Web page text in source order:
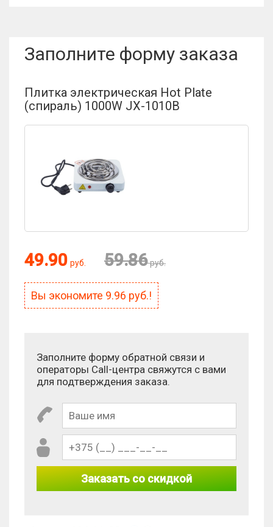
Заполните форму заказа
Плитка электрическая Hot Plate
(спираль) 1000W JX-1010B
49.90 руб. 59.86 руб.
Вы экономите 9.96 руб.!
Заполните форму обратной связи и
операторы Call-центра свяжутся с вами
для подтверждения заказа.
Заказать со скидкой